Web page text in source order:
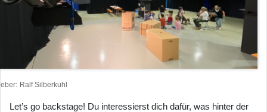
Ralf Silberkuhl
Let’s go backstage! Du interessierst dich dafür, was hinter der